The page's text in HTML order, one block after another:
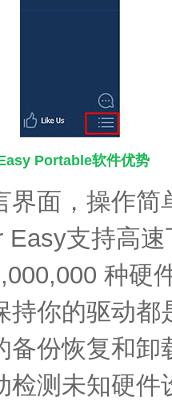
Portable软件优势
界面，操作简
Easy支持高
种硬
持你的驱动都
备份恢复和卸
检测未知硬件